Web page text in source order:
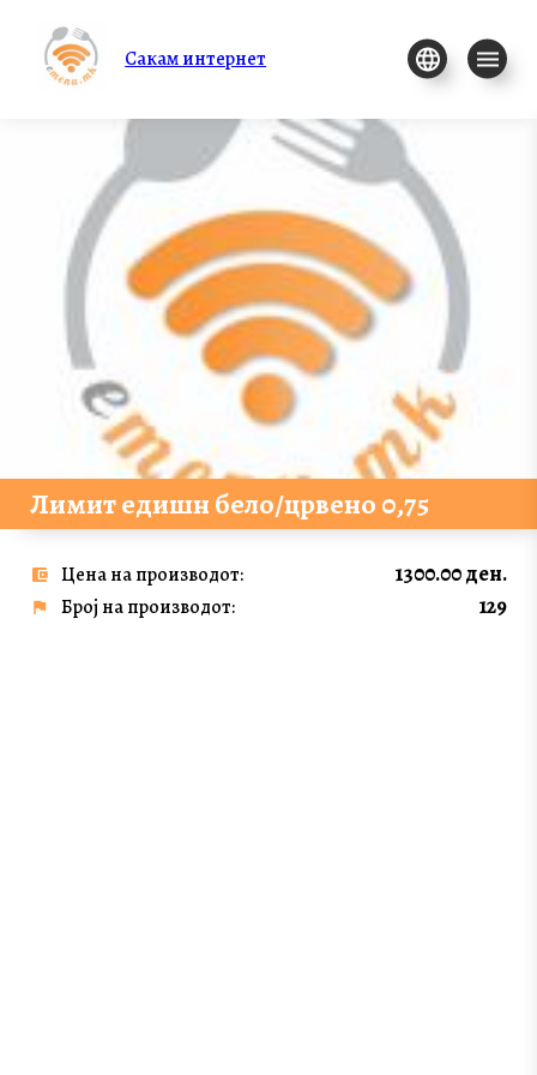
Сакам интернет
Лимит едишн бело/црвено 0,75
Цена на производот: 1300.00 ден.
Број на производот: 129